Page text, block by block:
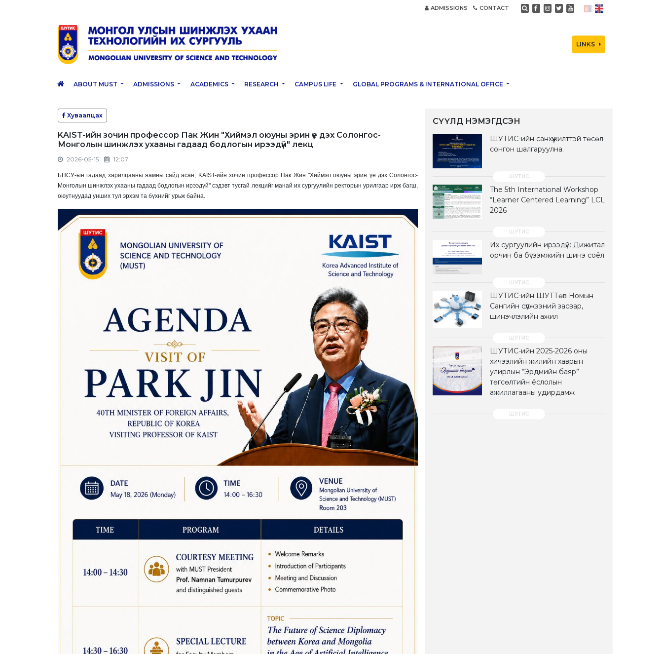
ADMISSIONS CONTACT
LINKS
ABOUT MUST ADMISSIONS ACADEMICS RESEARCH CAMPUS LIFE GLOBAL PROGRAMS & INTERNATIONAL OFFICE
Хуваалцах
KAIST-ийн зочин профессор Пак Жин "Хиймэл оюуны эрин үе дэх Солонгос-
Монголын шинжлэх ухааны гадаад бодлогын ирээдүй" лекц
2026-05-15 12:07
БНСУ-ын гадаад харилцааны яамны сайд асан, KAIST-ийн зочин профессор Пак Жин "Хиймэл оюуны эрин үе дэх Солонгос-
Монголын шинжлэх ухааны гадаад бодлогын ирээдүй" сэдэвт тусгай лекцийг манай их сургуулийн ректорын урилгаар ирж багш,
оюутнуудад унших тул эрхэм та бүхнийг урьж байна.
СҮҮЛД НЭМЭГДСЭН
ШУТИС-ийн санхүүжилттэй төсөл
сонгон шалгаруулна.
The 5th International Workshop
“Learner Centered Learning” LCL
2026
Их сургуулийн ирээдүй: Дижитал
орчин ба бүтээмжийн шинэ соёл
ШУТИС-ийн ШУТТөв Номын
Сангийн сүлжээний засвар,
шинэчлэлийн ажил
ШУТИС-ийн 2025-2026 оны
хичээлийн жилийн хаврын
улирлын “Эрдмийн баяр”
төгсөлтийн ёслолын
ажиллагааны удирдамж